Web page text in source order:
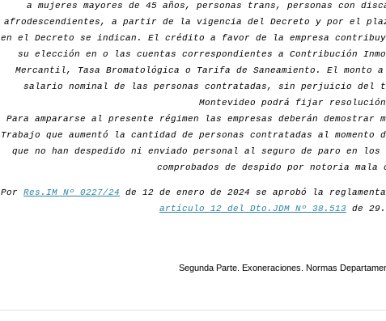
a mujeres mayores de 45 años, personas trans, personas con
afrodescendientes, a partir de la vigencia del Decreto y por el
en el Decreto se indican. El crédito a favor de la empresa
su elección en o las cuentas correspondientes a Contribución
Mercantil, Tasa Bromatológica o Tarifa de Saneamiento. El monto
salario nominal de las personas contratadas, sin perjuicio del
Montevideo podrá fijar
Para ampararse al presente régimen las empresas deberán
Trabajo que aumentó la cantidad de personas contratadas al
que no han despedido ni enviado personal al seguro de paro en
comprobados de despido por notoria mala
Por Res.IM Nº 0227/24 de 12 de enero de 2024 se aprobó la
artículo 12 del Dto.JDM Nº 38.513 de
Segunda Parte. Exoneraciones. Normas